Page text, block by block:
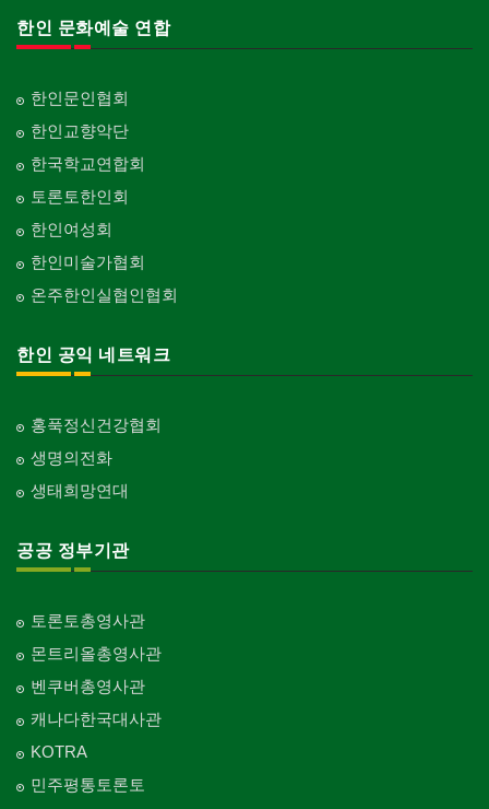
한인 문화예술 연합
한인문인협회
한인교향악단
한국학교연합회
토론토한인회
한인여성회
한인미술가협회
온주한인실협인협회
한인 공익 네트워크
홍푹정신건강협회
생명의전화
생태희망연대
공공 정부기관
토론토총영사관
몬트리올총영사관
벤쿠버총영사관
캐나다한국대사관
KOTRA
민주평통토론토